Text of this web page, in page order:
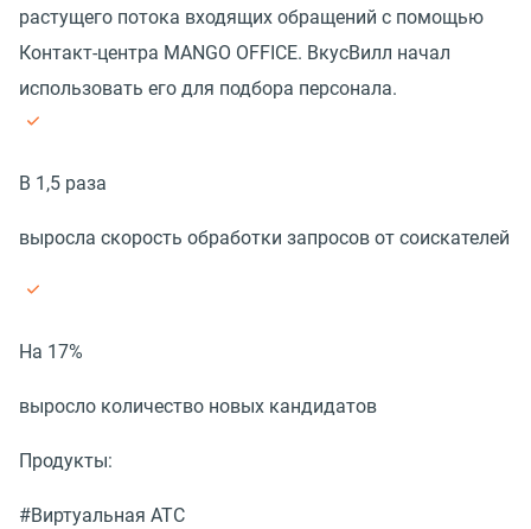
растущего потока входящих обращений с помощью
Контакт-центра MANGO OFFICE. ВкусВилл начал
использовать его для подбора персонала.
В 1,5 раза
выросла скорость обработки запросов от соискателей
На 17%
выросло количество новых кандидатов
Продукты:
#Виртуальная АТС